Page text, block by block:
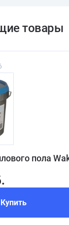
пола
Купить